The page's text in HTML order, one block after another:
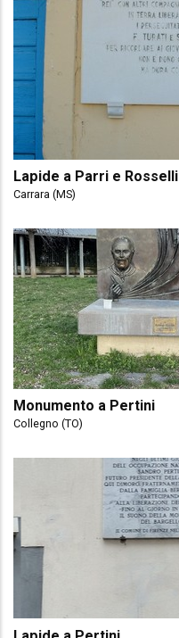
Lapide a Parri e Rosselli
Carrara (MS)
Monumento a Pertini
Collegno (TO)